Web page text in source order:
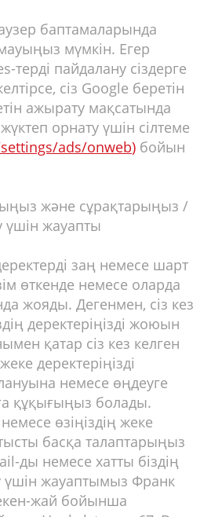
баптамаларында
мүмкін. Егер
терді пайдалану сіздерге
сіз Google беретін
ажырату мақсатында
орнату үшін сілтеме
ads/onweb) бойын
және сұрақтарыңыз /
үшін жауапты
заң немесе шарт
өткенде немесе оларда
жояды. Дегенмен, сіз кез
деректеріңізді жоюын
қатар сіз кез келген
деректеріңізді
немесе өңдеуге
құқығыңыз болады.
өзіңіздің жеке
басқа талаптарыңыз
ды немесе хатты біздің
үшін жауаптымыз Франк
жай бойынша